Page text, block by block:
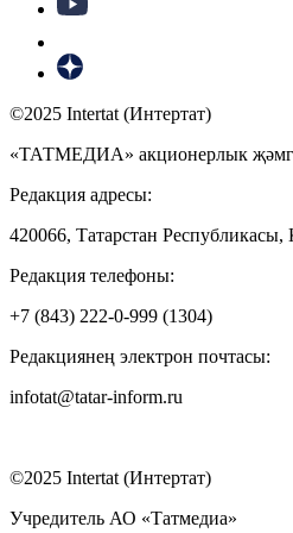
©2025 Intertat (Интертат)
«ТАТМЕДИА» акционерлык
Редакция адресы:
420066, Татарстан Республикасы,
Редакция телефоны:
+7 (843) 222-0-999 (1304)
Редакциянең электрон почтасы:
infotat@tatar-inform.ru
©2025 Intertat (Интертат)
Учредитель АО «Татмедиа»